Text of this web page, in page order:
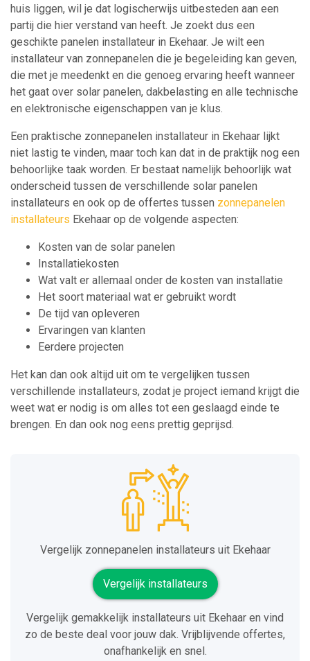
huis liggen, wil je dat logischerwijs uitbesteden aan een
partij die hier verstand van heeft. Je zoekt dus een
geschikte panelen installateur in Ekehaar. Je wilt een
installateur van zonnepanelen die je begeleiding kan geven,
die met je meedenkt en die genoeg ervaring heeft wanneer
het gaat over solar panelen, dakbelasting en alle technische
en elektronische eigenschappen van je klus.
Een praktische zonnepanelen installateur in Ekehaar lijkt
niet lastig te vinden, maar toch kan dat in de praktijk nog een
behoorlijke taak worden. Er bestaat namelijk behoorlijk wat
onderscheid tussen de verschillende solar panelen
installateurs en ook op de offertes tussen zonnepanelen
installateurs Ekehaar op de volgende aspecten:
Kosten van de solar panelen
Installatiekosten
Wat valt er allemaal onder de kosten van installatie
Het soort materiaal wat er gebruikt wordt
De tijd van opleveren
Ervaringen van klanten
Eerdere projecten
Het kan dan ook altijd uit om te vergelijken tussen
verschillende installateurs, zodat je project iemand krijgt die
weet wat er nodig is om alles tot een geslaagd einde te
brengen. En dan ook nog eens prettig geprijsd.
Vergelijk zonnepanelen installateurs uit Ekehaar
Vergelijk installateurs
Vergelijk gemakkelijk installateurs uit Ekehaar en vind
zo de beste deal voor jouw dak. Vrijblijvende offertes,
onafhankelijk en snel.